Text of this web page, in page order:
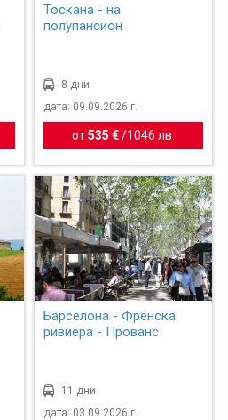
Тоскана - на
полупансион
8 дни
дата: 09.09.2026 г.
от535 €/ 1046 лв.
Барселона - Френска
ривиера - Прованс
11 дни
дата: 03.09.2026 г.